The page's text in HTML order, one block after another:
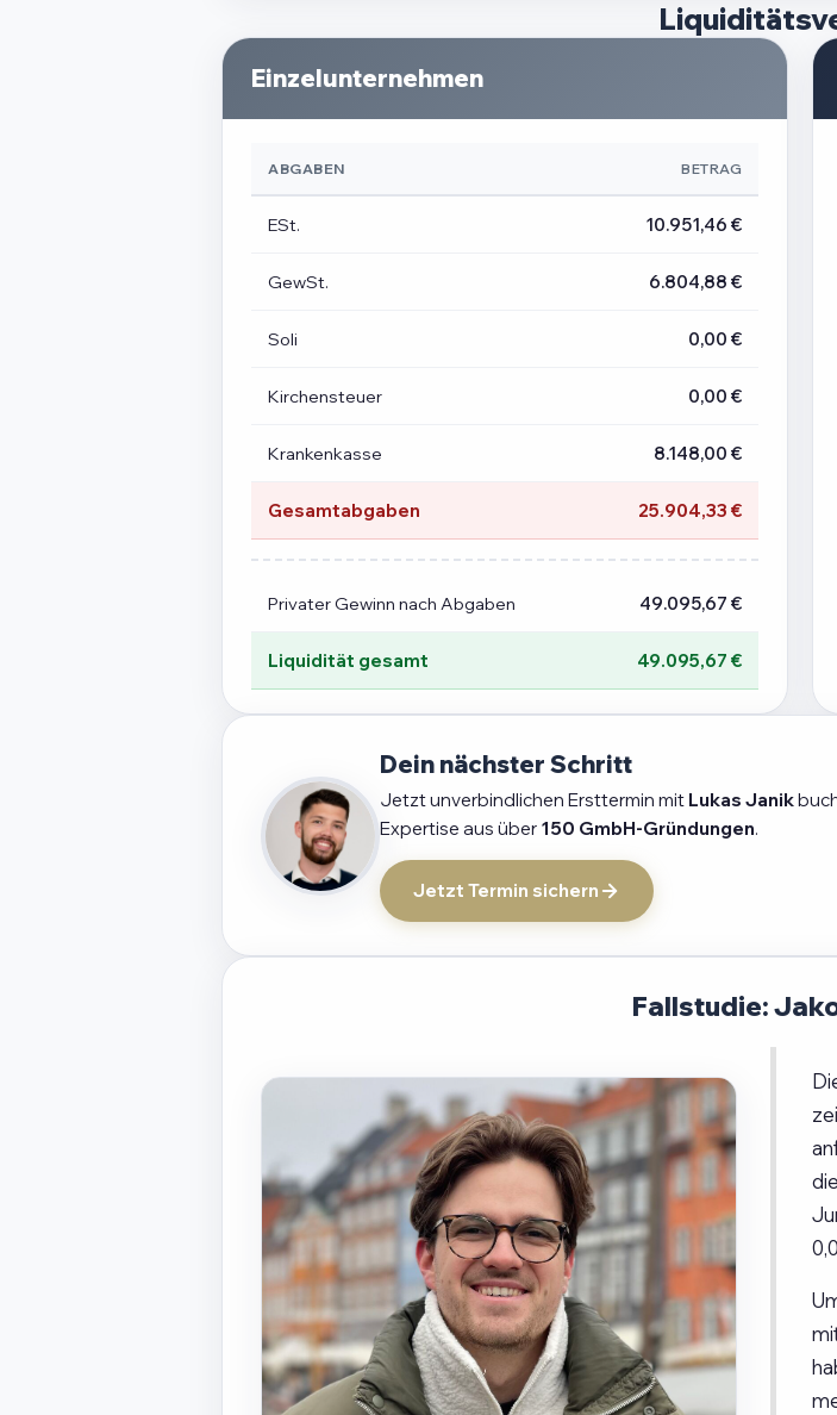
Einzelunternehmen
ABGABEN BETRAG
ESt. 10.951,46 €
GewSt. 6.804,88 €
Soli 0,00 €
Kirchensteuer 0,00 €
Krankenkasse 8.148,00 €
Gesamtabgaben 25.904,33 €
Privater Gewinn nach Abgaben 49.095,67 €
Liquidität gesamt 49.095,67 €
Dein nächster Schritt
Jetzt unverbindlichen Ersttermin mit Lukas Janik
Expertise aus über 150 GmbH-Gründungen.
Jetzt Termin sichern
Fallstudie: